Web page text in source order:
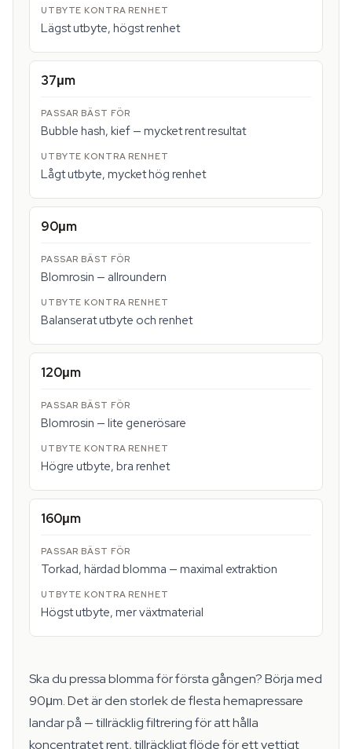
Lägst utbyte, högst renhet
37μm
Bubble hash, kief — mycket rent resultat
Lågt utbyte, mycket hög renhet
90μm
Blomrosin — allroundern
Balanserat utbyte och renhet
120μm
Blomrosin — lite generösare
Högre utbyte, bra renhet
160μm
Torkad, härdad blomma — maximal extraktion
Högst utbyte, mer växtmaterial
Ska du pressa blomma för första gången? Börja med
90μm. Det är den storlek de flesta hemapressare
landar på — tillräcklig filtrering för att hålla
koncentratet rent, tillräckligt flöde för ett vettigt